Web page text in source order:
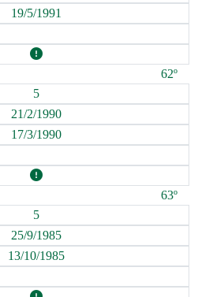
19/5/1991
62º
5
21/2/1990
17/3/1990
63º
5
25/9/1985
13/10/1985